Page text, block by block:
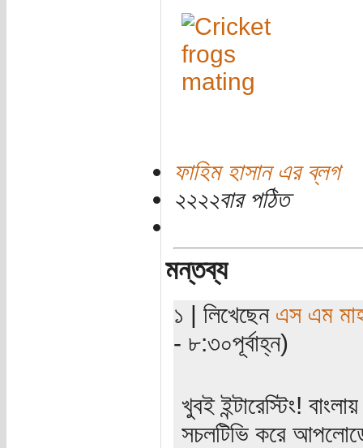
ফাহিম হাসান এর ব্লগ
২২২২বার পঠিত
মন্তব্য
১ | লিখেছেন এস এম
- ৮:৩০পূর্বাহ্ন)
খুবই ইন্টারেস্টিং!
সচলটিভি করে